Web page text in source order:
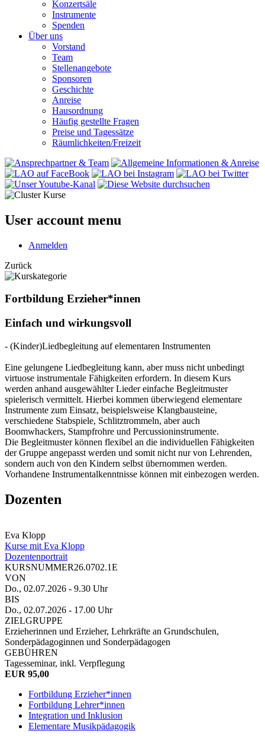
Konzertsäle
Instrumente
Spenden
Über uns
Vorstand
Team
Stellenangebote
Sponsoren
Geschichte
Anreise
Hausordnung
Häufig gestellte Fragen
Preise und Tagessätze
Räumlichkeiten/Freizeit
User account menu
Anmelden
Zurück
Fortbildung Erzieher*innen
Einfach und wirkungsvoll
- (Kinder)Liedbegleitung auf elementaren Instrumenten
Eine gelungene Liedbegleitung kann, aber muss nicht unbedingt
virtuose instrumentale Fähigkeiten erfordern. In diesem Kurs
werden anhand ausgewählter Lieder einfache Begleitmuster
spielerisch vermittelt. Hierbei kommen überwiegend elementare
Instrumente zum Einsatz, beispielsweise Klangbausteine,
verschiedene Stabspiele, Schlitztrommeln, aber auch
Boomwhackers, Stampfrohre und Percussioninstrumente.
Die Begleitmuster können flexibel an die individuellen Fähigkeiten
der Gruppe angepasst werden und somit nicht nur von Lehrenden,
sondern auch von den Kindern selbst übernommen werden.
Vorhandene Instrumentalkenntnisse können mit einbezogen werden.
Dozenten
Eva Klopp
Kurse mit Eva Klopp
Dozentenportrait
KURSNUMMER26.0702.1E
VON
Do., 02.07.2026 - 9.30 Uhr
BIS
Do., 02.07.2026 - 17.00 Uhr
ZIELGRUPPE
Erzieherinnen und Erzieher, Lehrkräfte an Grundschulen,
Sonderpädagoginnen und Sonderpädagogen
GEBÜHREN
Tagesseminar, inkl. Verpflegung
EUR 95,00
Fortbildung Erzieher*innen
Fortbildung Lehrer*innen
Integration und Inklusion
Elementare Musikpädagogik